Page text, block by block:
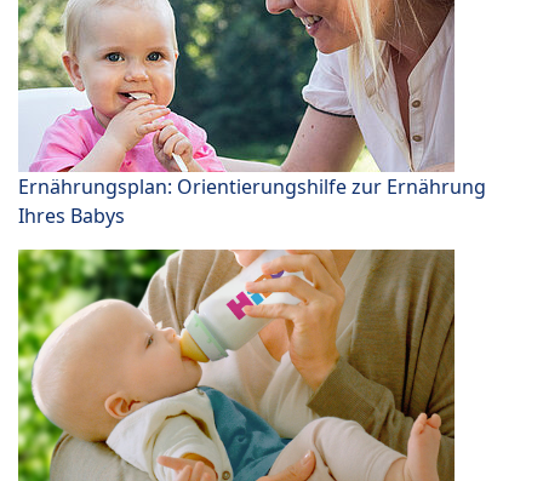
Ernährungsplan: Orientierungshilfe zur Ernährung
Ihres Babys